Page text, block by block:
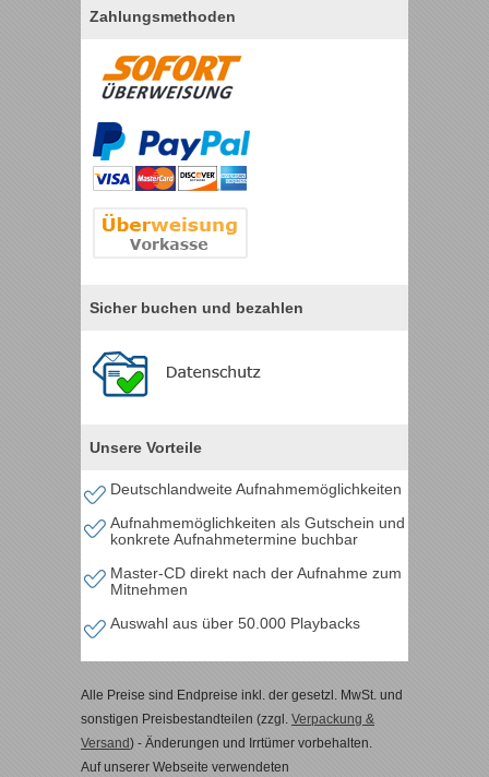
Zahlungsmethoden
Sicher buchen und bezahlen
Unsere Vorteile
Deutschlandweite Aufnahmemöglichkeiten
Aufnahmemöglichkeiten als Gutschein und
konkrete Aufnahmetermine buchbar
Master-CD direkt nach der Aufnahme zum
Mitnehmen
Auswahl aus über 50.000 Playbacks
Alle Preise sind Endpreise inkl. der gesetzl. MwSt. und
sonstigen Preisbestandteilen (zzgl. Verpackung &
Versand) - Änderungen und Irrtümer vorbehalten.
Auf unserer Webseite verwendeten